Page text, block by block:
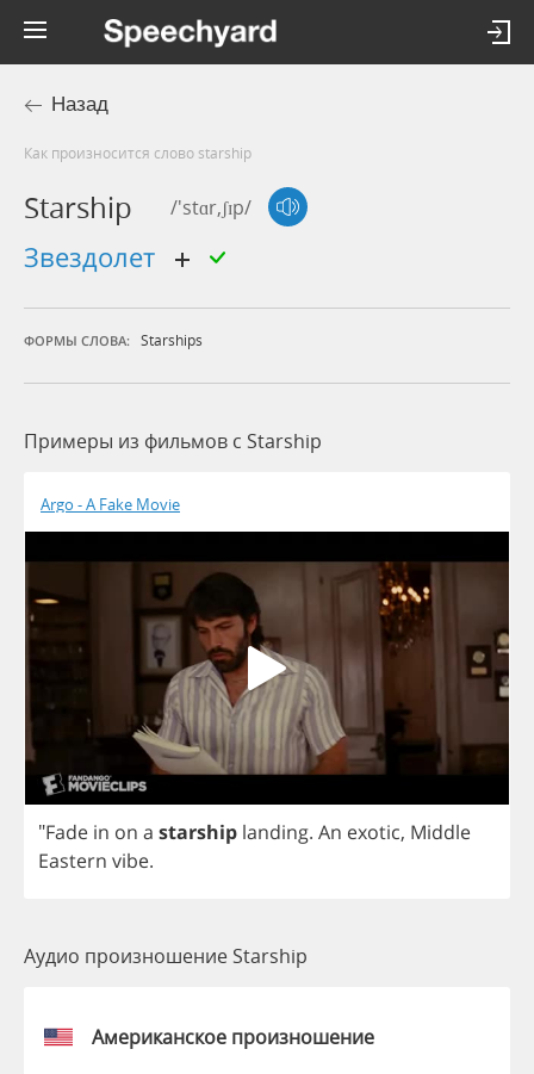
Назад
Как произносится слово starship
Starship /'stɑr,ʃɪp/
звездолет
ФОРМЫ СЛОВА: Starships
Примеры из фильмов c Starship
Argo - A Fake Movie
"Fade in on a starship landing. An exotic, Middle
Eastern vibe.
Аудио произношение Starship
Американское произношение